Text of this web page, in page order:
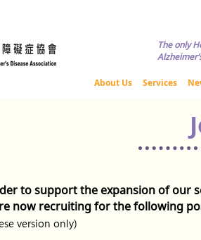
The only
About Us Services
to support the expansion of our
now recruiting for the following
version only)